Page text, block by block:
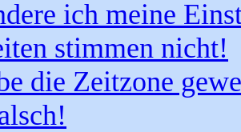
ich meine
stimmen nicht!
die Zeitzone